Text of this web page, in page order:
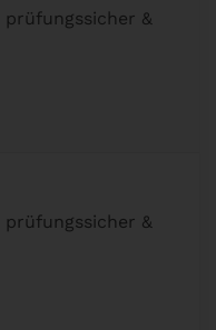
prüfungssicher &
prüfungssicher &